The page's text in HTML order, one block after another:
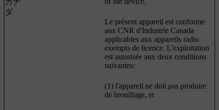
ダ
Le présent appareil est conforme
aux CNR d'Industrie Canada
applicables aux appareils radio
exempts de licence. L'exploitation
est autorisée aux deux conditions
suivantes:
(1) l'appareil ne doit pas produire
de brouillage, et